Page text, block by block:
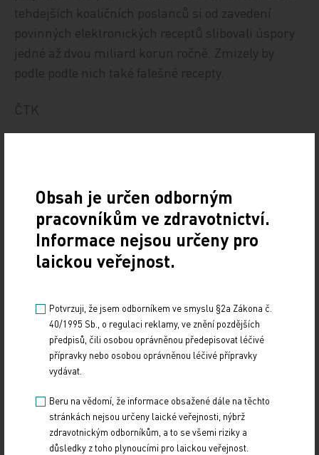
tehdejších koaličních poslanců si od zavedení
povinných elektronických receptů slibovali úspory
jedné až dvou miliard korun ročně. Zmizely by
podle podle nich také falešné recepty.
ČTK
Sdílejte článek
Doporučené
19. světový kongres Controversies in Neurology
(CONy)
Obsah je určen odborným
pracovníkům ve zdravotnictví.
Informace nejsou určeny pro
laickou veřejnost.
Potvrzuji, že jsem odborníkem ve smyslu §2a Zákona č.
40/1995 Sb., o regulaci reklamy, ve znění pozdějších
předpisů, čili osobou oprávněnou předepisovat léčivé
přípravky nebo osobou oprávněnou léčivé přípravky
vydávat.
Beru na vědomí, že informace obsažené dále na těchto
stránkách nejsou určeny laické veřejnosti, nýbrž
zdravotnickým odborníkům, a to se všemi riziky a
důsledky z toho plynoucími pro laickou veřejnost.